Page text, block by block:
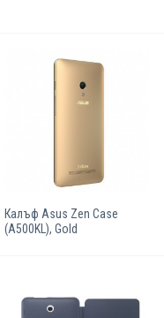
Калъф Asus Zen Case
(A500KL), Gold